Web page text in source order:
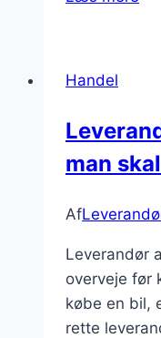
i
Handel
man
Af
Leverandør
overveje før
købe en bil,
rette